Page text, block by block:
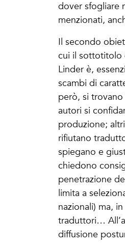
dover sfogliare
menzionati,
Il secondo
cui il sottotitolo
Linder è,
scambi di
però, si
autori si
produzione;
rifiutano
spiegano e
chiedono
penetrazione
limita a
nazionali) ma,
traduttori…
diffusione